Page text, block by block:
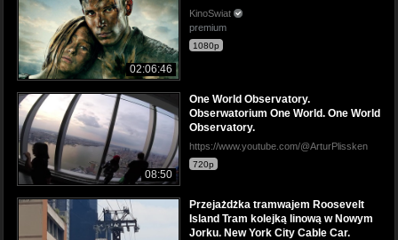
02:06:46
KinoSwiat
premium
1080p
08:50
One World Observatory.
Obserwatorium One World. One World
Observatory.
https://www.youtube.com/@ArturPlissken
720p
Przejażdżka tramwajem Roosevelt
Island Tram kolejką linową w Nowym
Jorku. New York City Cable Car.